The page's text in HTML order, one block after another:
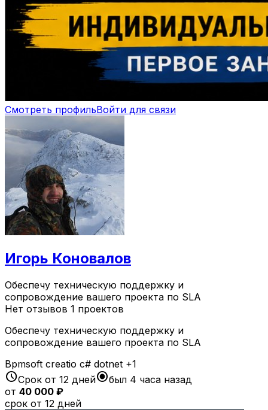
Смотреть профильВойти для связи
Игорь Коновалов
Обеспечу техническую поддержку и
сопровождение вашего проекта по SLA
Нет отзывов 1 проектов
Обеспечу техническую поддержку и
сопровождение вашего проекта по SLA
Bpmsoft creatio c# dotnet +1
scheduleСрок от 12 днейradio_button_checkedбыл 4 часа назад
от 40 000 ₽
срок от 12 дней